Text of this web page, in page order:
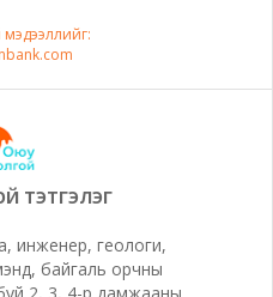
мэдээллийг:
ТЭТГЭЛЭГ
инженер, геологи,
байгаль орчны
2, 3, 4-р дамжааны